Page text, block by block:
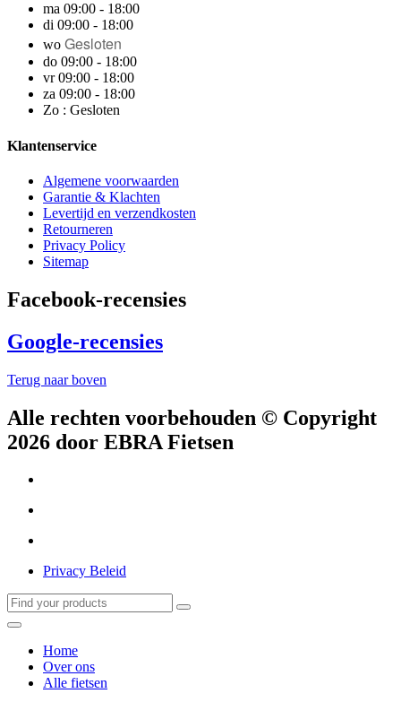
ma 09:00 - 18:00
di 09:00 - 18:00
wo Gesloten
do 09:00 - 18:00
vr 09:00 - 18:00
za 09:00 - 18:00
Zo : Gesloten
Klantenservice
Algemene voorwaarden
Garantie & Klachten
Levertijd en verzendkosten
Retourneren
Privacy Policy
Sitemap
Facebook-recensies
Google-recensies
Terug naar boven
Alle rechten voorbehouden © Copyright
2026 door EBRA Fietsen
Privacy Beleid
Home
Over ons
Alle fietsen